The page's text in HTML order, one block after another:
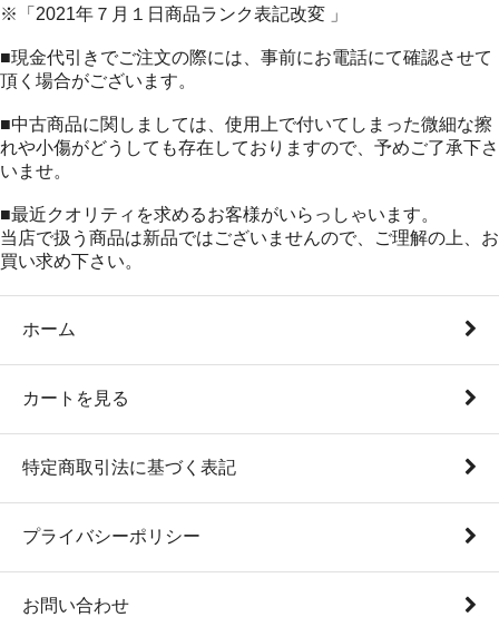
※「2021年７月１日商品ランク表記改変 」
■現金代引きでご注文の際には、事前にお電話にて確認させて
頂く場合がございます。
■中古商品に関しましては、使用上で付いてしまった微細な擦
れや小傷がどうしても存在しておりますので、予めご了承下さ
いませ。
■最近クオリティを求めるお客様がいらっしゃいます。
当店で扱う商品は新品ではございませんので、ご理解の上、お
買い求め下さい。
ホーム
カートを見る
特定商取引法に基づく表記
プライバシーポリシー
お問い合わせ